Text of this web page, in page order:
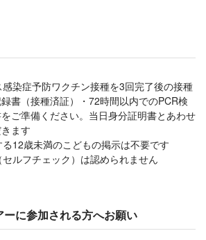
染症予防ワクチン接種を3回完了後の接種
書（接種済証）・72時間以内でのPCR検
ご準備ください。当日身分証明書とあわせ
ます
12歳未満のこどもの掲示は不要です
ルフチェック）は認められません
に参加される方へお願い